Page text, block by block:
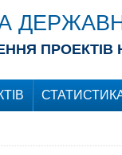
ПРОЕКТІВ